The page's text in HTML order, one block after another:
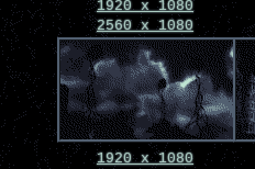
1920 x 1080
2560 x 1080
1920 x 1080